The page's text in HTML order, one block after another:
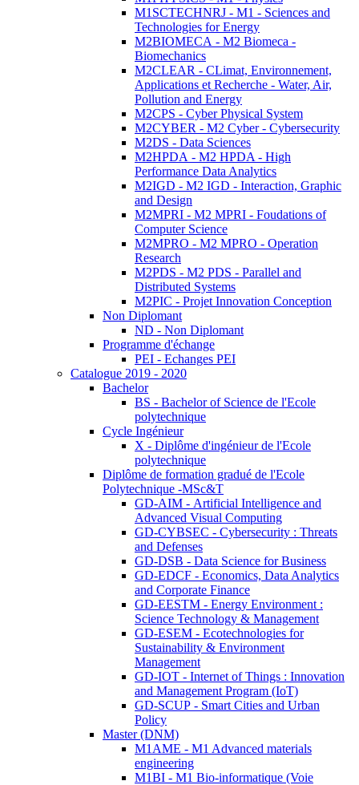
M1SCTECHNRJ - M1 - Sciences and
Technologies for Energy
M2BIOMECA - M2 Biomeca -
Biomechanics
M2CLEAR - CLimat, Environnement,
Applications et Recherche - Water, Air,
Pollution and Energy
M2CPS - Cyber Physical System
M2CYBER - M2 Cyber - Cybersecurity
M2DS - Data Sciences
M2HPDA - M2 HPDA - High
Performance Data Analytics
M2IGD - M2 IGD - Interaction, Graphic
and Design
M2MPRI - M2 MPRI - Foudations of
Computer Science
M2MPRO - M2 MPRO - Operation
Research
M2PDS - M2 PDS - Parallel and
Distributed Systems
M2PIC - Projet Innovation Conception
Non Diplomant
ND - Non Diplomant
Programme d'échange
PEI - Echanges PEI
Catalogue 2019 - 2020
Bachelor
BS - Bachelor of Science de l'Ecole
polytechnique
Cycle Ingénieur
X - Diplôme d'ingénieur de l'Ecole
polytechnique
Diplôme de formation gradué de l'Ecole
Polytechnique -MSc&T
GD-AIM - Artificial Intelligence and
Advanced Visual Computing
GD-CYBSEC - Cybersecurity : Threats
and Defenses
GD-DSB - Data Science for Business
GD-EDCF - Economics, Data Analytics
and Corporate Finance
GD-EESTM - Energy Environment :
Science Technology & Management
GD-ESEM - Ecotechnologies for
Sustainability & Environment
Management
GD-IOT - Internet of Things : Innovation
and Management Program (IoT)
GD-SCUP - Smart Cities and Urban
Policy
Master (DNM)
M1AME - M1 Advanced materials
engineering
M1BI - M1 Bio-informatique (Voie